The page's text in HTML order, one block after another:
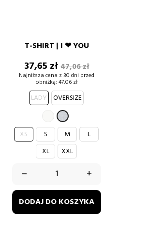
T-SHIRT | I ❤ YOU
Cena
37,65 złCena
podstawowa
47,06 zł
Najniższa cena z 30 dni przed
obniżką: 47,06 zł
LADY
OVERSIZE
BIAŁYSZARY
XS
S M
L
XL
XXL
– +
DODAJ DO KOSZYKA